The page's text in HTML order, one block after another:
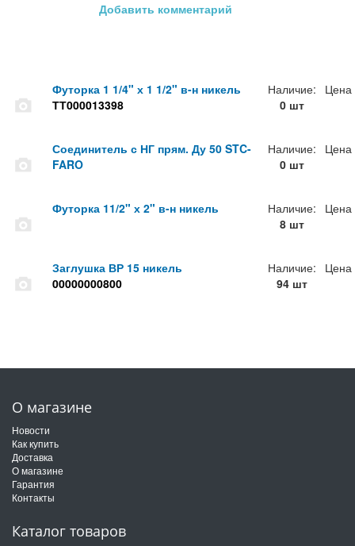
Добавить комментарий
Футорка 1 1/4" х 1 1/2" в-н никель
ТТ000013398
Наличие:
0 шт
Цена
Соединитель с НГ прям. Ду 50 STC-
FARO
Наличие:
0 шт
Цена
Футорка 11/2" х 2" в-н никель
Наличие:
8 шт
Цена
Заглушка ВР 15 никель
00000000800
Наличие:
94 шт
Цена
О магазине
Новости
Как купить
Доставка
О магазине
Гарантия
Контакты
Каталог товаров